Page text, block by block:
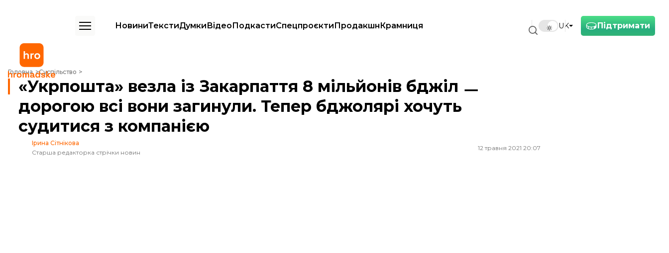
Підтримати
UK
НовиниТекстиДумкиВідеоПодкастиСпецпроєктиПродакшнКрамниця
Головна Суспільство
«Укрпошта» везла із Закарпаття 8 мільйонів бджіл ㅡ дорогою всі вони загинули. Тепер бджолярі хочуть судитися з компанією
«Укрпошта» везла із Закарпаття 8 мільйонів бджіл ㅡ
дорогою всі вони загинули. Тепер бджолярі хочуть
судитися з компанією
Ірина Сітнікова
Старша редакторка стрічки новин
12 травня 2021 20:07